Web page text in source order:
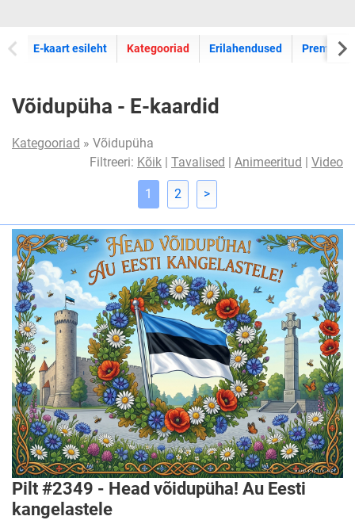
E-kaart esileht E-kaartide
Kategooriad Erilahendused Premium
Võidupüha - E-kaardid
Kategooriad » Võidupüha
Filtreeri: Kõik | Tavalised | Animeeritud | Video
1 2 >
Pilt #2349 - Head võidupüha! Au Eesti
kangelastele